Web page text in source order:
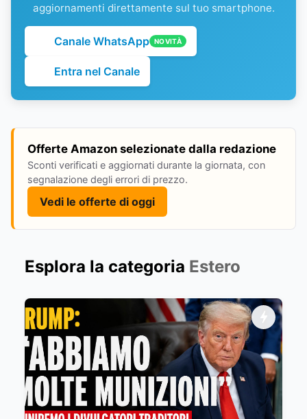
aggiornamenti direttamente sul tuo smartphone.
Canale WhatsApp NOVITÀ
Entra nel Canale
Offerte Amazon selezionate dalla redazione
Sconti verificati e aggiornati durante la giornata, con
segnalazione degli errori di prezzo.
Vedi le offerte di oggi
Esplora la categoria Estero